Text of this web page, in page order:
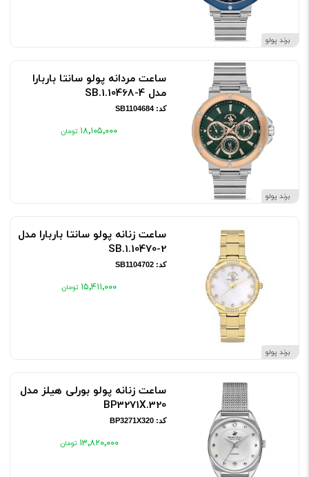
برند پولو
برند پولو
ساعت مردانه پولو سانتا باربارا
مدل SB.1.10468-4
کد: SB1104684
۱۸٬۱۰۵٬۰۰۰
برند پولو
ساعت زنانه پولو سانتا باربارا مدل
SB.1.10470-2
کد: SB1104702
۱۵٬۴۱۱٬۰۰۰
ساعت زنانه پولو بورلی هیلز مدل
BP3271X.320
کد: BP3271X320
۱۳٬۸۲۰٬۰۰۰